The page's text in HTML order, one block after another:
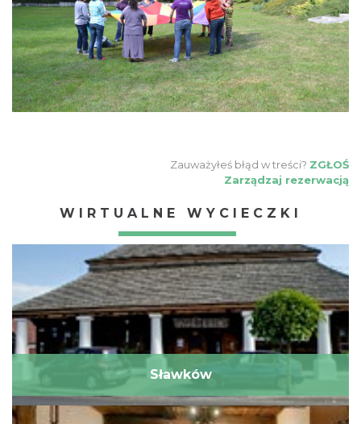
Zauważyłeś błąd w treści? ZGŁOŚ
Zarządzaj rezerwacją
WIRTUALNE WYCIECZKI
Sławków